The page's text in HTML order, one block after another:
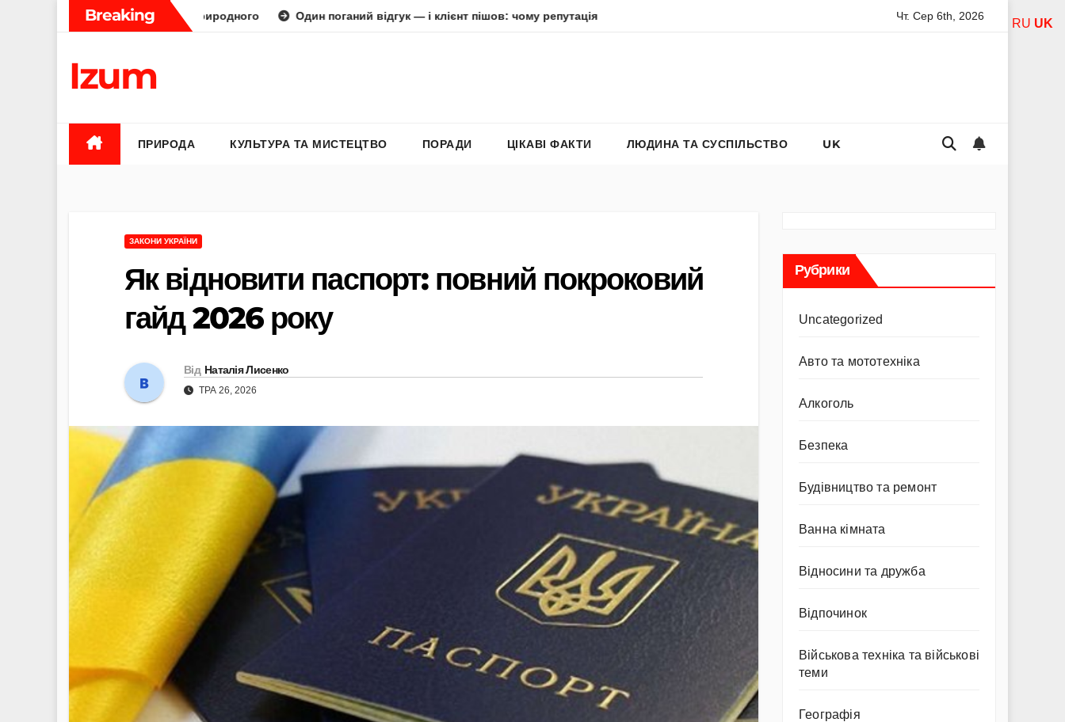
Breaking
діамант від природного Один поганий відгук — і клієнт пішов: чому репутація в інтернеті вирішує все Адель Асанті: від порнозірки до співачки з хітами на радіо
Чт. Сер 6th, 2026
Izum
ПРИРОДА КУЛЬТУРА ТА МИСТЕЦТВО ПОРАДИ ЦІКАВІ ФАКТИ ЛЮДИНА ТА СУСПІЛЬСТВО UK
ЗАКОНИ УКРАЇНИ
Як відновити паспорт: повний покроковий
гайд 2026 року
Від Наталія Лисенко
ТРА 26, 2026
Рубрики
Uncategorized
Авто та мототехніка
Алкоголь
Безпека
Будівництво та ремонт
Ванна кімната
Відносини та дружба
Відпочинок
Військова техніка та військові
теми
Географія
RU UK